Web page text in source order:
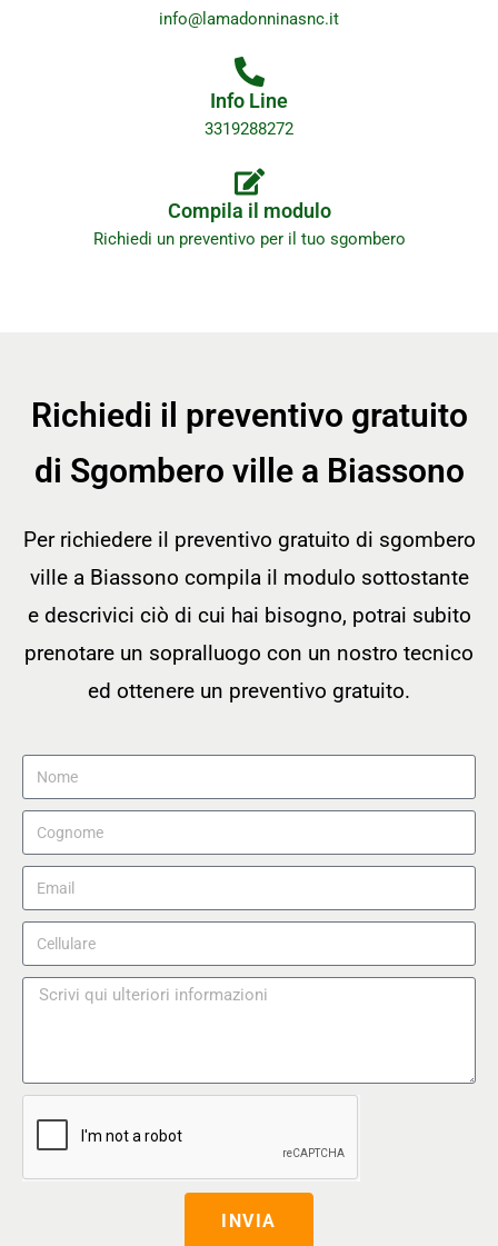
info@lamadonninasnc.it
Info Line
3319288272
Compila il modulo
Richiedi un preventivo per il tuo sgombero
Richiedi il preventivo gratuito
di Sgombero ville a Biassono
Per richiedere il preventivo gratuito di sgombero
ville a Biassono compila il modulo sottostante
e descrivici ciò di cui hai bisogno, potrai subito
prenotare un sopralluogo con un nostro tecnico
ed ottenere un preventivo gratuito.
INVIA